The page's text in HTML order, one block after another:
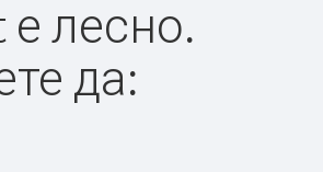
лесно.
да: